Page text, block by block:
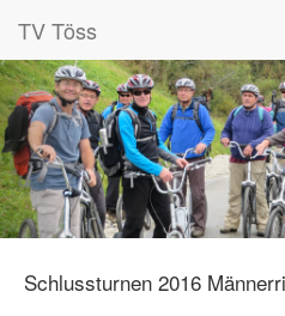
TV Töss
Schlussturnen 2016